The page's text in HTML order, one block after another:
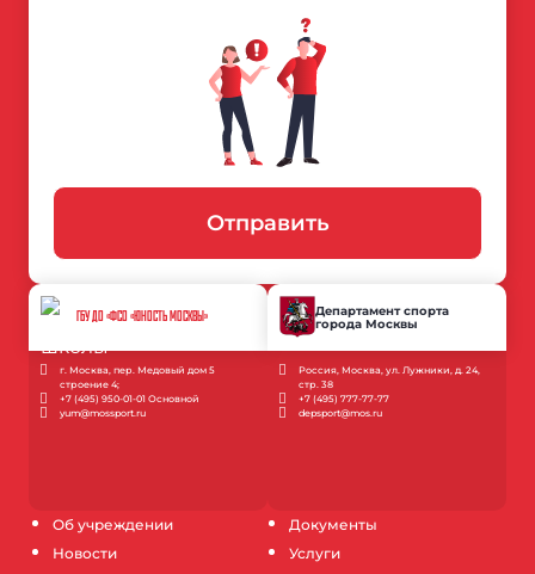
Об учреждении
Новости
Документы
Услуги
Отправить
ГБУ ДО «ФСО «ЮНОСТЬ МОСКВЫ»
г. Москва, пер. Медовый дом 5
строение 4;
+7 (495) 950-01-01 Основной
yum@mossport.ru
Департамент спорта
города Москвы
Россия, Москва, ул. Лужники, д. 24,
стр. 38
+7 (495) 777-77-77
depsport@mos.ru